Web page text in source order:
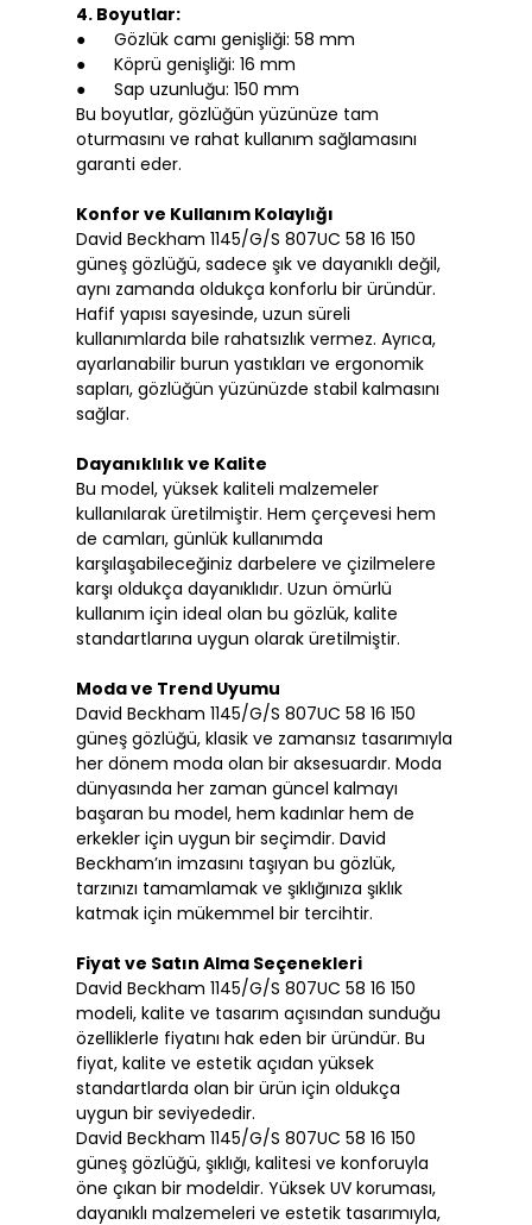
4. Boyutlar:
● Gözlük camı genişliği: 58 mm
● Köprü genişliği: 16 mm
● Sap uzunluğu: 150 mm
Bu boyutlar, gözlüğün yüzünüze tam
oturmasını ve rahat kullanım sağlamasını
garanti eder.
Konfor ve Kullanım Kolaylığı
David Beckham 1145/G/S 807UC 58 16 150
güneş gözlüğü, sadece şık ve dayanıklı değil,
aynı zamanda oldukça konforlu bir üründür.
Hafif yapısı sayesinde, uzun süreli
kullanımlarda bile rahatsızlık vermez. Ayrıca,
ayarlanabilir burun yastıkları ve ergonomik
sapları, gözlüğün yüzünüzde stabil kalmasını
sağlar.
Dayanıklılık ve Kalite
Bu model, yüksek kaliteli malzemeler
kullanılarak üretilmiştir. Hem çerçevesi hem
de camları, günlük kullanımda
karşılaşabileceğiniz darbelere ve çizilmelere
karşı oldukça dayanıklıdır. Uzun ömürlü
kullanım için ideal olan bu gözlük, kalite
standartlarına uygun olarak üretilmiştir.
Moda ve Trend Uyumu
David Beckham 1145/G/S 807UC 58 16 150
güneş gözlüğü, klasik ve zamansız tasarımıyla
her dönem moda olan bir aksesuardır. Moda
dünyasında her zaman güncel kalmayı
başaran bu model, hem kadınlar hem de
erkekler için uygun bir seçimdir. David
Beckham’ın imzasını taşıyan bu gözlük,
tarzınızı tamamlamak ve şıklığınıza şıklık
katmak için mükemmel bir tercihtir.
Fiyat ve Satın Alma Seçenekleri
David Beckham 1145/G/S 807UC 58 16 150
modeli, kalite ve tasarım açısından sunduğu
özelliklerle fiyatını hak eden bir üründür. Bu
fiyat, kalite ve estetik açıdan yüksek
standartlarda olan bir ürün için oldukça
uygun bir seviyededir.
David Beckham 1145/G/S 807UC 58 16 150
güneş gözlüğü, şıklığı, kalitesi ve konforuyla
öne çıkan bir modeldir. Yüksek UV koruması,
dayanıklı malzemeleri ve estetik tasarımıyla,